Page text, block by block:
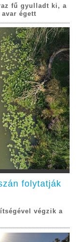
fű gyulladt ki, a
égett
folytatják
végzik a